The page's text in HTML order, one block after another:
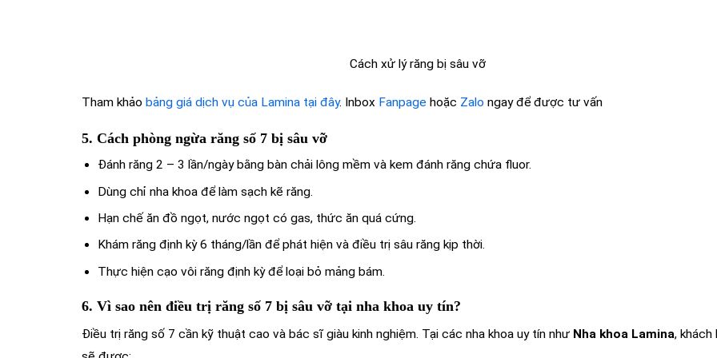
Cách xử lý răng bị sâu vỡ
Tham khảo bảng giá dịch vụ của Lamina tại đây. Inbox Fanpage hoặc Zalo ngay để được tư vấn
5. Cách phòng ngừa răng số 7 bị sâu vỡ
Đánh răng 2 – 3 lần/ngày bằng bàn chải lông mềm và kem đánh răng chứa fluor.
Dùng chỉ nha khoa để làm sạch kẽ răng.
Hạn chế ăn đồ ngọt, nước ngọt có gas, thức ăn quá cứng.
Khám răng định kỳ 6 tháng/lần để phát hiện và điều trị sâu răng kịp thời.
Thực hiện cạo vôi răng định kỳ để loại bỏ mảng bám.
6. Vì sao nên điều trị răng số 7 bị sâu vỡ tại nha khoa uy tín?
Điều trị răng số 7 cần kỹ thuật cao và bác sĩ giàu kinh nghiệm. Tại các nha khoa uy tín như Nha khoa Lamina, khách